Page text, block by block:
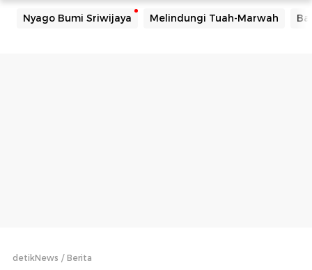
Nyago Bumi Sriwijaya Melindungi Tuah-Marwah
detikNews Berita